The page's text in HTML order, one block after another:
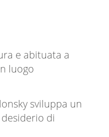
e abituata a
luogo
sviluppa un
di